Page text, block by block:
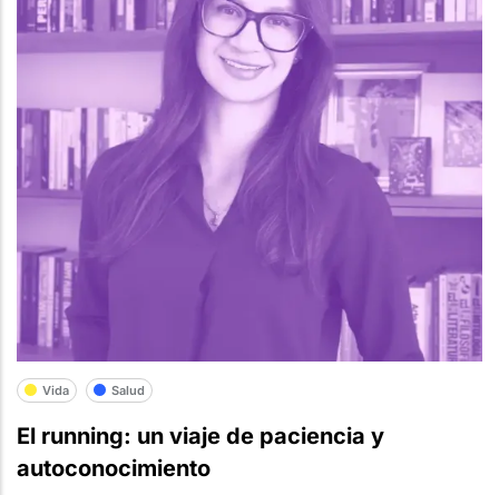
Vida Salud
El running: un viaje de paciencia y
autoconocimiento